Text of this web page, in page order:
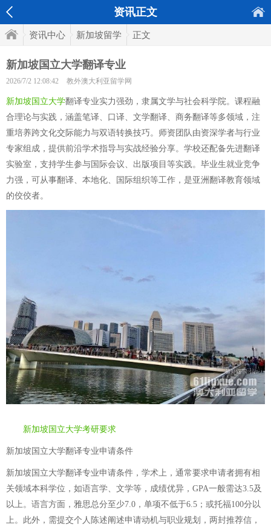
资讯正文
资讯中心 新加坡留学 正文
新加坡国立大学翻译专业
2026/7/2 12:08:42 教外澳大利亚留学网
新加坡国立大学翻译专业实力强劲，隶属文学与社会科学院。课程融
合理论与实践，涵盖笔译、口译、文学翻译、商务翻译等多领域，注
重培养跨文化交际能力与双语转换技巧。师资团队由资深学者与行业
专家组成，提供前沿学术指导与实战经验分享。学校还配备先进翻译
实验室，支持学生参与国际会议、出版项目等实践。毕业生就业竞争
力强，可从事翻译、本地化、国际组织等工作，是亚洲翻译教育领域
的佼佼者。
新加坡国立大学考研要求
新加坡国立大学翻译专业申请条件
新加坡国立大学翻译专业申请条件，学术上，通常要求申请者拥有相
关领域本科学位，如语言学、文学等，成绩优异，GPA一般需达3.5及
以上。语言方面，雅思总分至少7.0，单项不低于6.5；或托福100分以
上。此外，需提交个人陈述阐述申请动机与职业规划，两封推荐信，